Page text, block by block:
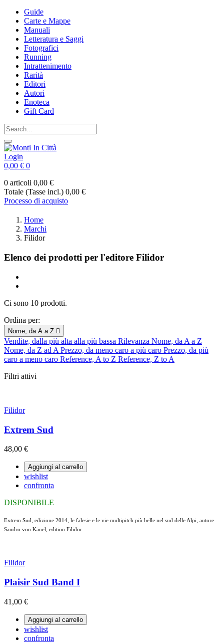
Guide
Carte e Mappe
Manuali
Letteratura e Saggi
Fotografici
Running
Intrattenimento
Rarità
Editori
Autori
Enoteca
Gift Card
Login
0,00 € 0
0 articoli 0,00 €
Totale (Tasse incl.) 0,00 €
Processo di acquisto
Home
Marchi
Filidor
Elenco dei prodotti per l'editore Filidor
Ci sono 10 prodotti.
Ordina per:
Nome, da A a Z 
Vendite, dalla più alta alla più bassa Rilevanza Nome, da A a Z
Nome, da Z ad A Prezzo, da meno caro a più caro Prezzo, da più
caro a meno caro Reference, A to Z Reference, Z to A
Filtri attivi
Filidor
Extrem Sud
48,00 €
Aggiungi al carrello
wishlist
confronta
DISPONIBILE
Extrem Sud, edizione 2014, le falesie e le vie multipitch più belle nel sud delle Alpi, autore
Sandro von Känel, edition Filidor
Filidor
Plaisir Sud Band I
41,00 €
Aggiungi al carrello
wishlist
confronta